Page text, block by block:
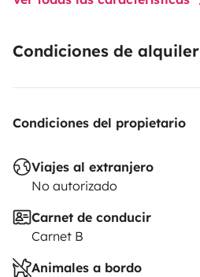
Condiciones de alquiler
Condiciones del propietario
Viajes al extranjero
No autorizado
Carnet de conducir
Carnet B
Animales a bordo